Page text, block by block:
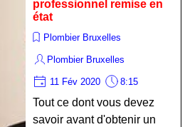
professionnel remise en
état
Plombier Bruxelles
Plombier Bruxelles
11 Fév 2020 8:15
Tout ce dont vous devez
savoir avant d'obtenir un